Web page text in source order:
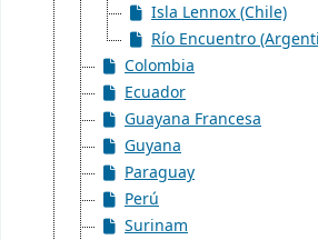
Isla Lennox (Chile)
Río Encuentro
Colombia
Ecuador
Guayana Francesa
Guyana
Paraguay
Perú
Surinam